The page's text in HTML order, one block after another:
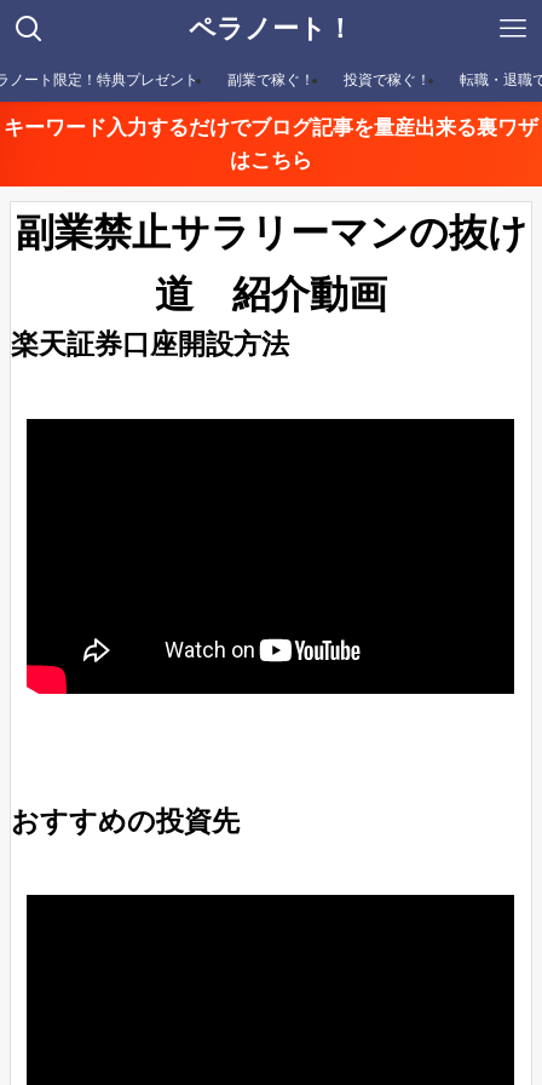
ペラノート！
ノート限定！特典プレゼント 副業で稼ぐ！ 投資で稼ぐ！ 転職・退職
キーワード入力するだけでブログ記事を量産出来る裏ワザ
はこちら
副業禁止サラリーマンの抜け
道 紹介動画
楽天証券口座開設方法
おすすめの投資先